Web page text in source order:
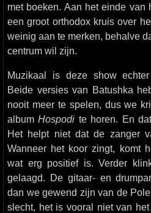
met boeken. Aan het einde van
een groot orthodox kruis over
weinig aan te merken, behalve
centrum wil zijn.
Muzikaal is deze show
Beide versies van Batushka
nooit meer te spelen, dus we
albumHospodi te horen. En
Het helpt niet dat de zanger
Wanneer het koor zingt, komt
wat erg positief is. Verder
gelaagd. De gitaar- en
dan we gewend zijn van de
slecht, het is vooral niet van